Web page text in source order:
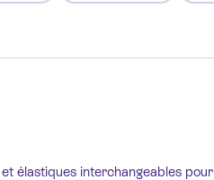
élastiques interchangeables pour